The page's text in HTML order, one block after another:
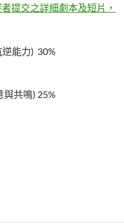
提交之詳細劇本及短片，
能力) 30%
與共鳴) 25%